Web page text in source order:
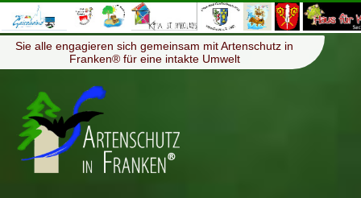
Menü ≡
Sie alle engagieren sich gemeinsam mit Artenschutz in
Franken® für eine intakte Umwelt